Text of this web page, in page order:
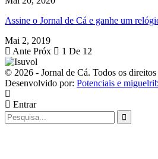
Assine o Jornal de Cá e ganhe um
Mai 2, 2019
Ante Próx 1 De 12
© 2026 - Jornal de Cá. Todos os direitos
Desenvolvido por: Potenciais e
Entrar